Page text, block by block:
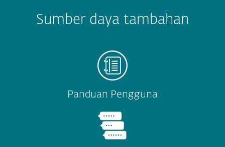
Sumber daya tambahan
Panduan Pengguna